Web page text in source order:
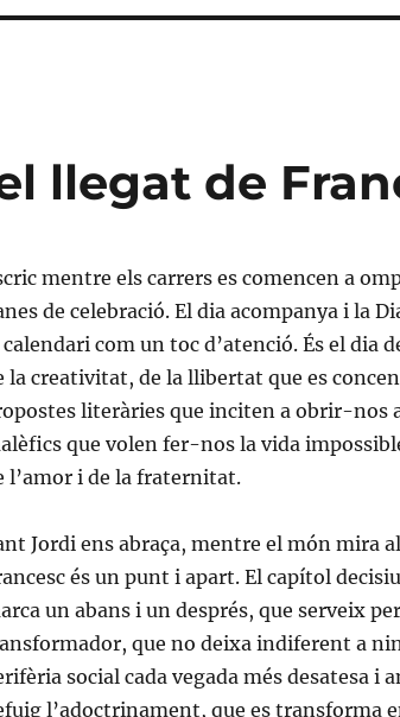
llegat de
mentre els carrers es comencen a
de celebració. El dia acompanya i la
calendari com un toc d’atenció. És el dia
la creativitat, de la llibertat que es
literàries que inciten a obrir-nos
que volen fer-nos la vida
l’amor i de la fraternitat.
Jordi ens abraça, mentre el món mira
és un punt i apart. El capítol
un abans i un després, que serveix
que no deixa indiferent a
social cada vegada més desatesa i
l’adoctrinament, que es transforma